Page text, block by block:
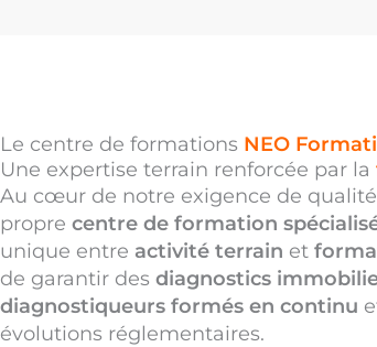
Le centre de formations NEO
Une expertise terrain renforcée par la
Au cœur de notre exigence de
propre centre de formation
unique entre activité terrain et
de garantir des diagnostics
diagnostiqueurs formés en continu
évolutions réglementaires.